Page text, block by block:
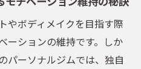
ためのパーソナルジム
想の体型を目指す
やボディメイクを目指す際
ーションの維持です。しか
パーソナルジムでは、独自